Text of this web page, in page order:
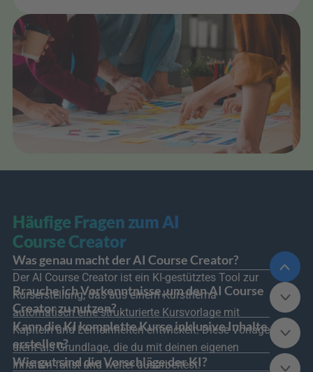
Häufige Fragen zum AI
Course Creator
Was genau macht der AI Course Creator?
Der AI Course Creator ist ein KI-gestütztes Tool zur
Kurserstellung, das aus einem Kursthema
automatisch eine strukturierte Kursvorlage mit
Kapiteln und Lerneinheiten entwickelt. Diese Vorlage
dient als Grundlage, die du mit deinen eigenen
Inhalten füllst und weiter ausarbeitest.
Brauche ich Vorkenntnisse, um den AI Course
Creator zu nutzen?
Kann die KI komplette Kurse inklusive Inhalte
erstellen?
Wie gut sind die Vorschläge der KI?